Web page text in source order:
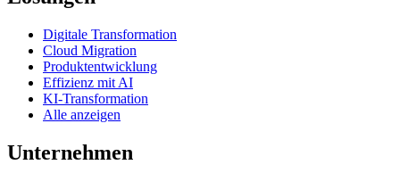
Digitale Transformation
Cloud Migration
Produktentwicklung
Effizienz mit AI
KI-Transformation
Alle anzeigen
Unternehmen